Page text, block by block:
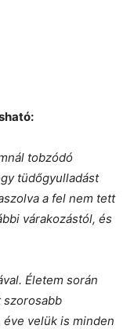
tobzódó
tüdőgyulladást
a fel nem tett
várakozástól, és
Életem során
velük is minden